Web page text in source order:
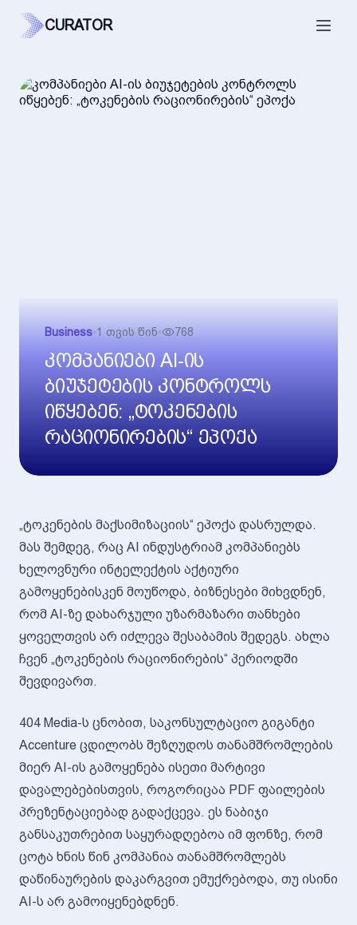
CURATOR
Business•1 თვის წინ• 768
კომპანიები AI-ის
ბიუჯეტების კონტროლს
იწყებენ: „ტოკენების
რაციონირების“ ეპოქა
„ტოკენების მაქსიმიზაციის“ ეპოქა დასრულდა.
მას შემდეგ, რაც AI ინდუსტრიამ კომპანიებს
ხელოვნური ინტელექტის აქტიური
გამოყენებისკენ მოუწოდა, ბიზნესები მიხვდნენ,
რომ AI-ზე დახარჯული უზარმაზარი თანხები
ყოველთვის არ იძლევა შესაბამის შედეგს. ახლა
ჩვენ „ტოკენების რაციონირების“ პერიოდში
შევდივართ.
404 Media-ს ცნობით, საკონსულტაციო გიგანტი
Accenture ცდილობს შეზღუდოს თანამშრომლების
მიერ AI-ის გამოყენება ისეთი მარტივი
დავალებებისთვის, როგორიცაა PDF ფაილების
პრეზენტაციებად გადაქცევა. ეს ნაბიჯი
განსაკუთრებით საყურადღებოა იმ ფონზე, რომ
ცოტა ხნის წინ კომპანია თანამშრომლებს
დაწინაურების დაკარგვით ემუქრებოდა, თუ ისინი
AI-ს არ გამოიყენებდნენ.